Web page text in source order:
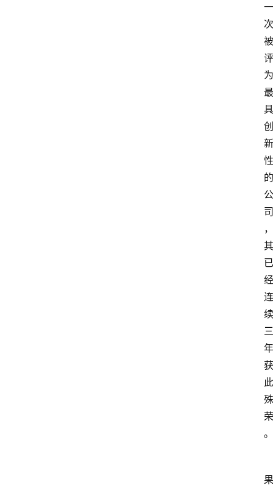
一
次
被
评
为
最
具
创
新
性
的
公
司
，
其
已
经
连
续
三
年
获
此
殊
荣
。
果